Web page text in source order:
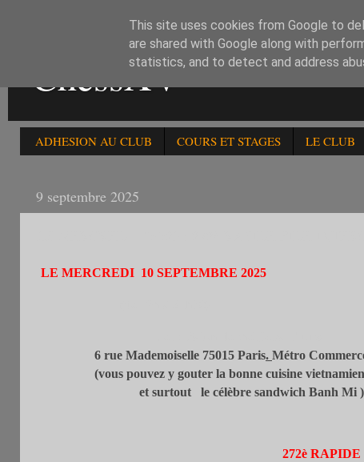
ChessXV
ADHESION AU CLUB COURS ET STAGES LE CLUB
9 septembre 2025
LE MERCREDI 10 SEPTEMBRE 2025
6 rue Mademoiselle 75015 Paris. Métro
(vous pouvez y gouter la bonne cuisine
et surtout le célèbre sandwich Banh Mi )
272è
This site uses cookies from Google to
are shared with Google along with
statistics, and to detect and address